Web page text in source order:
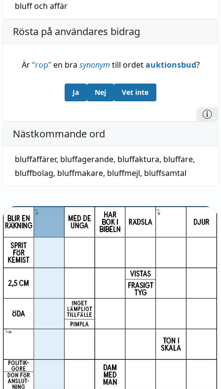
bluffoch affär
Rösta på användares bidrag
Är“rop”en bra synonym till ordetauktionsbud?
Ja Nej Vet inte
Nästkommande ord
bluffaffärer, bluffagerande, bluffaktura, bluffare,
bluffbolag, bluffmakare, bluffmejl, bluffsamtal